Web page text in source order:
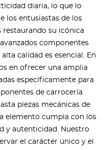
diaria, lo que lo
los entusiastas de los
restaurando su icónica
componentes
calidad es esencial. En
en ofrecer una amplia
específicamente para
de carrocería
piezas mecánicas de
elemento cumpla con los
y autenticidad. Nuestro
el carácter único y el